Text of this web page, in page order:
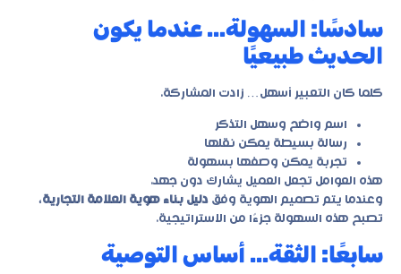
سادسًا: السهولة… عندما يكون
الحديث طبيعيًا
كلما كان التعبير أسهل… زادت المشاركة.
اسم واضح وسهل التذكر
رسالة بسيطة يمكن نقلها
تجربة يمكن وصفها بسهولة
هذه العوامل تجعل العميل يشارك دون جهد.
وعندما يتم تصميم الهوية وفق دليل بناء هوية العلامة التجارية،
تصبح هذه السهولة جزءًا من الاستراتيجية.
سابعًا: الثقة… أساس التوصية